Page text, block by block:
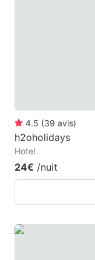
4.5 (39 avis)
h2oholidays
Hotel
24€ /nuit